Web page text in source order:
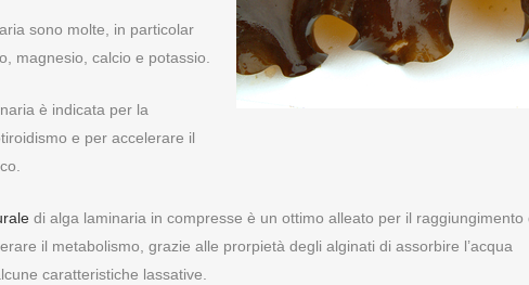
sono molte, in particolar
magnesio, calcio e potassio.
è indicata per la
e per accelerare il
di alga laminaria in compresse è un ottimo alleato per il raggiungimento
il metabolismo, grazie alle prorpietà degli alginati di assorbire l’acqua
caratteristiche lassative.